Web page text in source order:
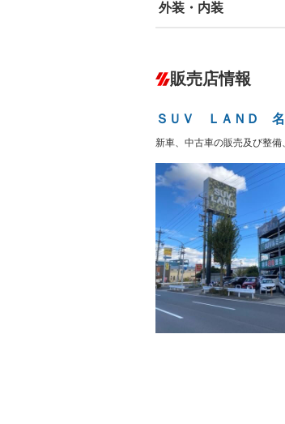
エアバッグ：運転席/助
ダウンヒルアシストコン
外装・内装
－ オーディオ
－
ヘッドライトウォッシャ
ー
LEDヘッドランプ
ETC
ランフラットタイヤ
－ フルフラットシート
－ シートヒーター
－ フロントカメラ
ルーフレール
販売店情報
ＳＵＶ ＬＡＮＤ 名
新車、中古車の販売及び整